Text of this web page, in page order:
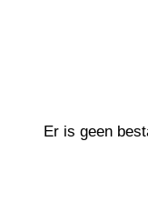
Er is geen